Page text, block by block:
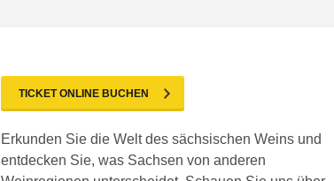
TICKET ONLINE BUCHEN
Erkunden Sie die Welt des sächsischen Weins und
entdecken Sie, was Sachsen von anderen